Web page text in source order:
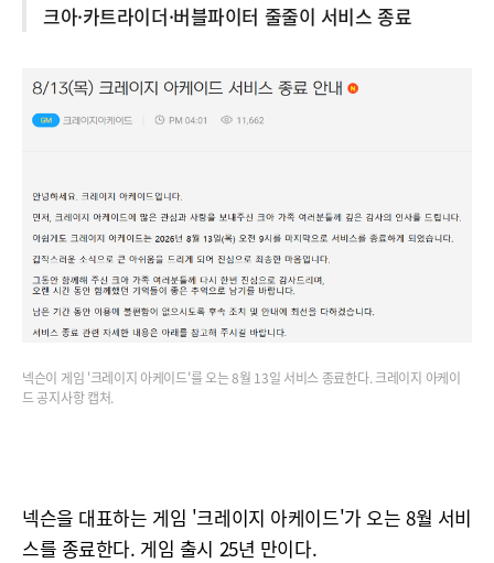
크아·카트라이더·버블파이터 줄줄이 서비스 종료
넥슨이 게임 '크레이지 아케이드'를 오는 8월 13일 서비스 종료한다. 크레이지 아케이
드 공지사항 캡처.
넥슨을 대표하는 게임 '크레이지 아케이드'가 오는 8월 서비
스를 종료한다. 게임 출시 25년 만이다.